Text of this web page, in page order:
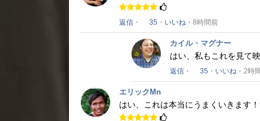
返信 ・ 35 ・ いいね ・8時間前
カイル・マグナー
はい、私もこれを見て
返信 ・ 35 ・ いいね ・2時
エリックMn
はい、これは本当にうまくいきます！